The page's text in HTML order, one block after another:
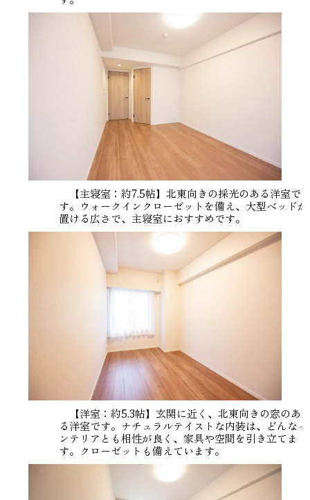
【主寝室：約7.5帖】北東向きの採光のある洋室で
す。ウォークインクローゼットを備え、大型ベッドが
置ける広さで、主寝室におすすめです。
【洋室：約5.3帖】玄関に近く、北東向きの窓のあ
る洋室です。ナチュラルテイストな内装は、どんなイ
ンテリアとも相性が良く、家具や空間を引き立てま
す。クローゼットも備えています。